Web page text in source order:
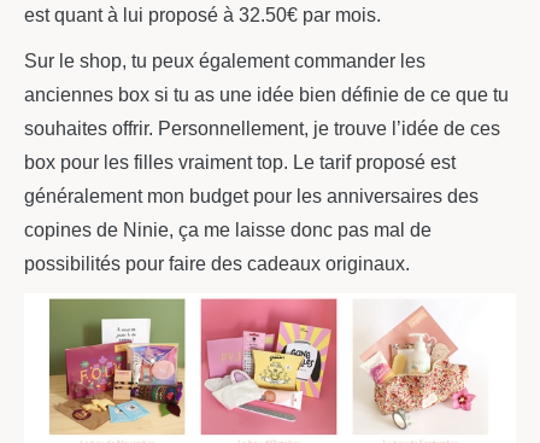
est quant à lui proposé à 32.50€ par mois.
Sur le shop, tu peux également commander les
anciennes box si tu as une idée bien définie de ce que tu
souhaites offrir. Personnellement, je trouve l’idée de ces
box pour les filles vraiment top. Le tarif proposé est
généralement mon budget pour les anniversaires des
copines de Ninie, ça me laisse donc pas mal de
possibilités pour faire des cadeaux originaux.